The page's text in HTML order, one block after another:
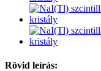
Rövid leírás: